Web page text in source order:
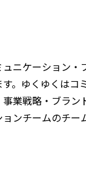
ニケーション
。ゆくゆくは
業戦略・ブラ
ンチームのチ